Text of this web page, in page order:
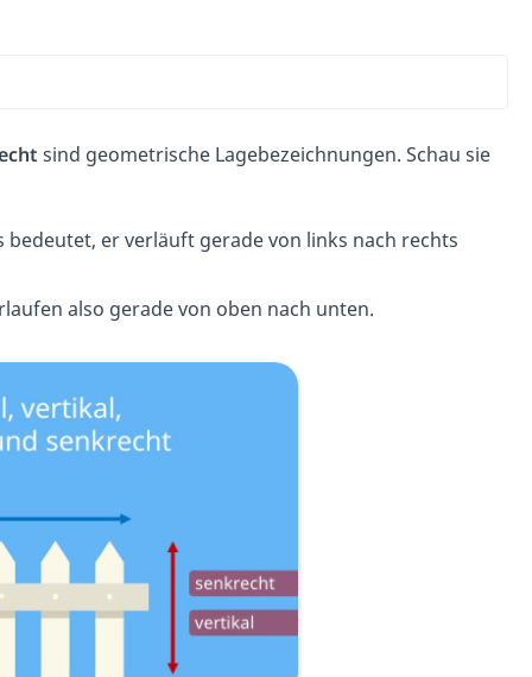
sind geometrische Lagebezeichnungen. Schau sie
bedeutet, er verläuft gerade von links nach rechts
also gerade von oben nach unten.